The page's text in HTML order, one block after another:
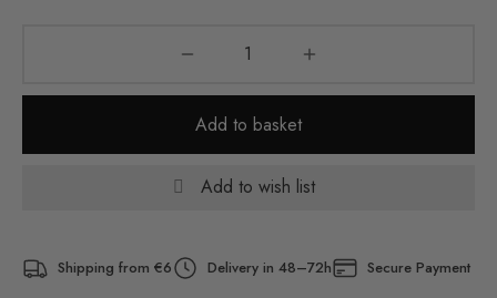
Add to basket
Add to wish list
Shipping from €6 Delivery in 48–72h Secure Payment